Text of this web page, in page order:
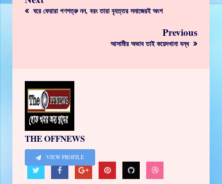
ঘরে ফেরারা গণশত্রু নন, বরং তারা বৃহত্তর সমাজেরই অংশ
Previous
আসামীর অভাব তাই কয়েদখানা বন্ধ
THE OFFNEWS
VIEW PROFILE